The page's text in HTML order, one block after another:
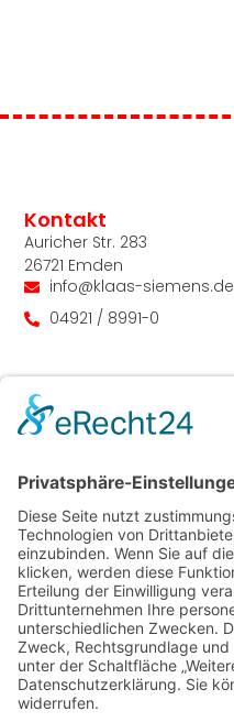
Brückenbau
Stahlwasserbau
Industrieller Stahlbau
Sonderkonstruktionen
Offshore
Links
Aktuelles
Kontakt
Kontakt
Auricher Str. 283
26721 Emden
info@klaas-siemens.de
04921 / 8991-0